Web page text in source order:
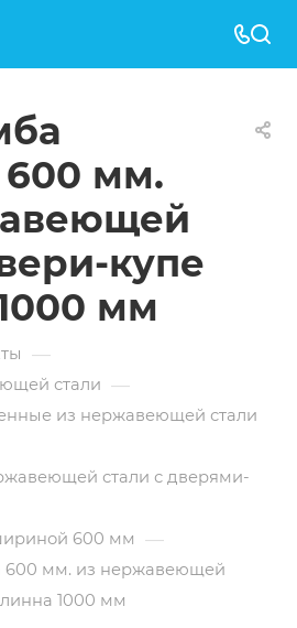
мм.
купе
мм
—
стали —
из нержавеющей стали
стали с дверями-
600 мм —
600 мм. из нержавеющей
1000 мм